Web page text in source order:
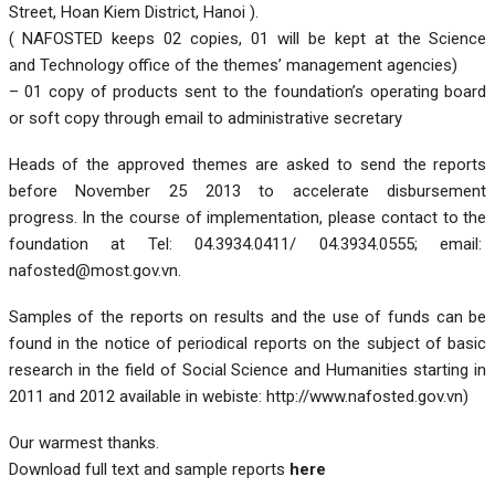
Street, Hoan Kiem District, Hanoi ).
( NAFOSTED keeps 02 copies, 01 will be kept at the Science
and Technology office of the themes’ management agencies)
– 01 copy of products sent to the foundation’s operating board
or soft copy through email to administrative secretary
Heads of the approved themes are asked to send the reports
before November 25 2013 to accelerate disbursement
progress. In the course of implementation, please contact to the
foundation at Tel: 04.3934.0411/ 04.3934.0555; email:
nafosted@most.gov.vn.
Samples of the reports on results and the use of funds can be
found in the notice of periodical reports on the subject of basic
research in the field of Social Science and Humanities starting in
2011 and 2012 available in webiste: http://www.nafosted.gov.vn)
Our warmest thanks.
Download full text and sample reports here